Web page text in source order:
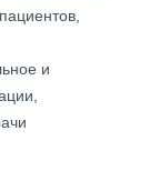
и